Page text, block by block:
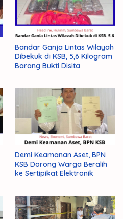
Bandar Ganja Lintas Wilayah
Dibekuk di KSB, 5,6 Kilogram
Barang Bukti Disita
Demi Keamanan Aset, BPN
KSB Dorong Warga Beralih
ke Sertipikat Elektronik